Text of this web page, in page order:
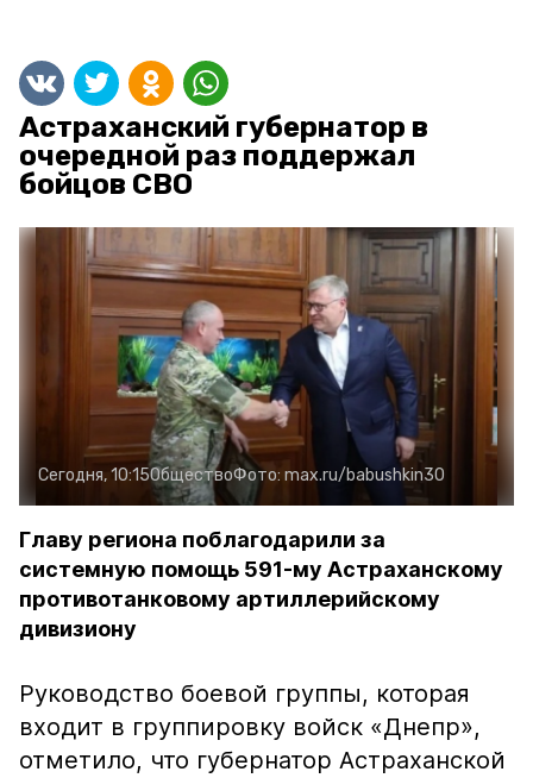
Астраханский губернатор в
очередной раз поддержал
бойцов СВО
Сегодня, 10:15ОбществоФото: max.ru/babushkin30
Главу региона поблагодарили за
системную помощь 591-му Астраханскому
противотанковому артиллерийскому
дивизиону
Руководство боевой группы, которая
входит в группировку войск «Днепр»,
отметило, что губернатор Астраханской